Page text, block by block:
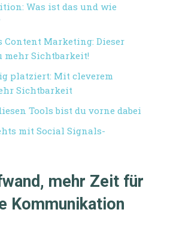
Was ist das und wie
Content Marketing: Dieser
mehr Sichtbarkeit!
platziert: Mit cleverem
Sichtbarkeit
Tools bist du vorne dabei
mit Social Signals-
mehr Zeit für
Kommunikation